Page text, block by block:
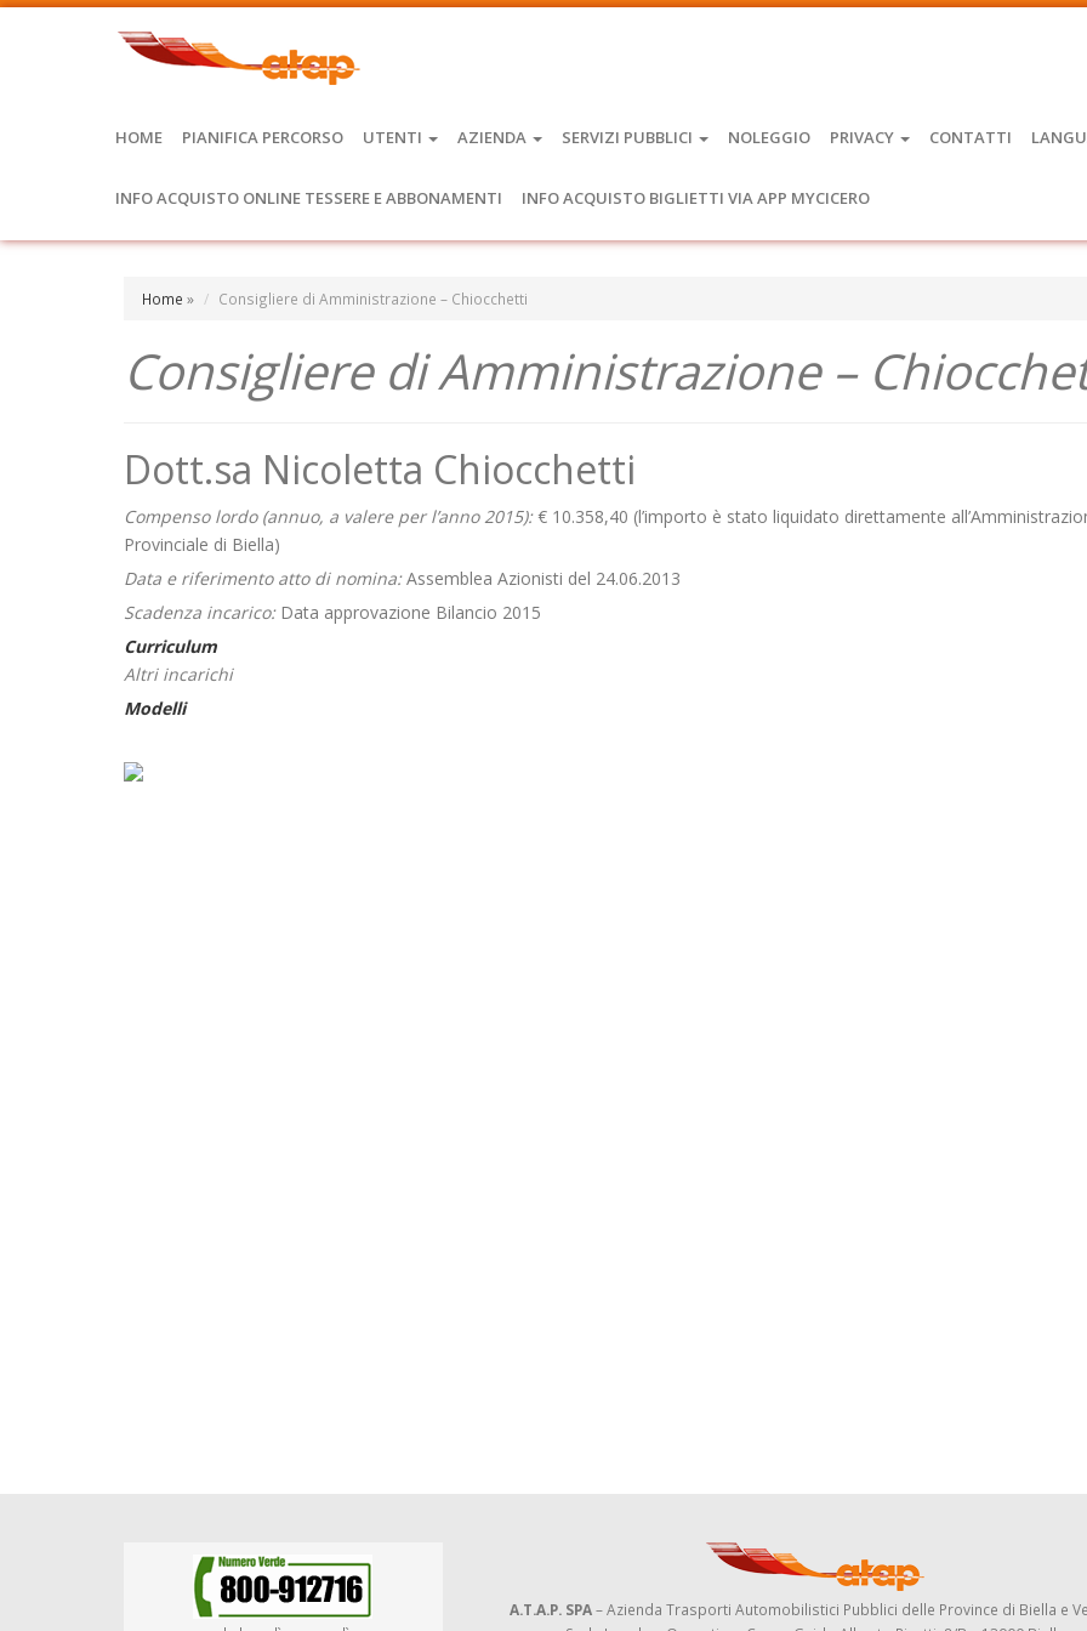
HOME PIANIFICA PERCORSO UTENTI AZIENDA SERVIZI PUBBLICI NOLEGGIO PRIVACY CONTATTI
INFO ACQUISTO ONLINE TESSERE E ABBONAMENTI INFO ACQUISTO BIGLIETTI VIA APP MYCICERO
Home » Consigliere di Amministrazione – Chiocchetti
Consigliere di Amministrazione –
Dott.sa Nicoletta Chiocchetti
Compenso lordo (annuo, a valere per l’anno 2015):€ 10.358,40 (l’importo è stato liquidato direttamente
Provinciale di Biella)
Data e riferimento atto di nomina:Assemblea Azionisti del 24.06.2013
Scadenza incarico:Data approvazione Bilancio 2015
Curriculum
Altri incarichi
Modelli
A.T.A.P. SPA– Azienda Trasporti Automobilistici Pubblici delle Province di Biella e